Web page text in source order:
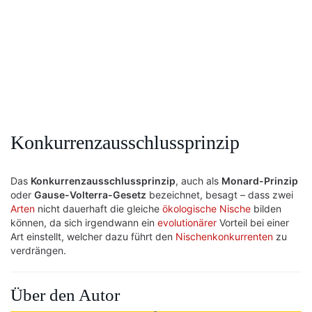
Konkurrenzausschlussprinzip
Das Konkurrenzausschlussprinzip, auch als Monard-Prinzip
oder Gause-Volterra-Gesetz bezeichnet, besagt – dass zwei
Arten nicht dauerhaft die gleiche ökologische Nische bilden
können, da sich irgendwann ein evolutionärer Vorteil bei einer
Art einstellt, welcher dazu führt den Nischenkonkurrenten zu
verdrängen.
Über den Autor